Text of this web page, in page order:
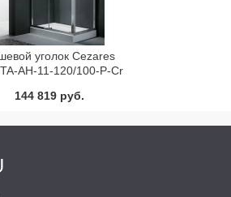
уголок Cezares
AH-11-120/100-P-Cr
144 819 руб.